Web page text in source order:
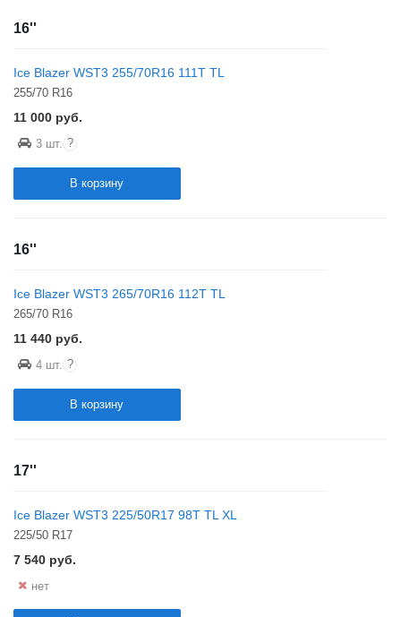
16''
Ice Blazer WST3 255/70R16 111T TL
255/70 R16
11 000 руб.
3 шт. ?
В корзину
16''
Ice Blazer WST3 265/70R16 112T TL
265/70 R16
11 440 руб.
4 шт. ?
В корзину
17''
Ice Blazer WST3 225/50R17 98T TL XL
225/50 R17
7 540 руб.
нет